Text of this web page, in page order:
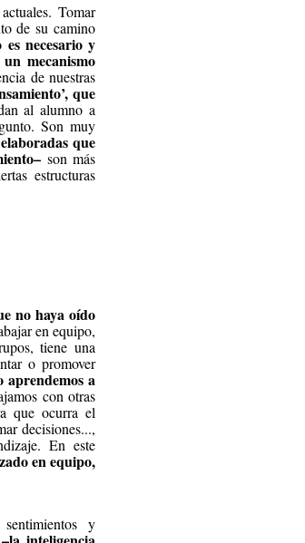
Tomar
de su camino
necesario y
mecanismo
de nuestras
que
al alumno a
Son muy
que
son más
estructuras
no haya oído
en equipo,
tiene una
o promover
aprendemos a
con otras
que ocurra el
decisiones...,
En este
en equipo,
y